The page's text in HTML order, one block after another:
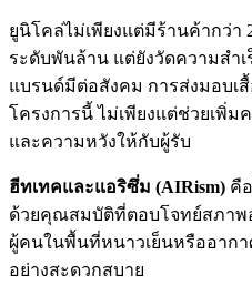
ยูนิโคล่ไม่เพียงแต่มีร้านค้ากว่า
ระดับพันล้าน แต่ยังวัดความสำ
แบรนด์มีต่อสังคม การส่งมอบเ
โครงการนี้ ไม่เพียงแต่ช่วยเพิ่ม
และความหวังให้กับผู้รับ
ฮีทเทคและแอริซึ่ม (AIRism) คื
ด้วยคุณสมบัติที่ตอบโจทย์สภาพ
ผู้คนในพื้นที่หนาวเย็นหรืออาก
อย่างสะดวกสบาย